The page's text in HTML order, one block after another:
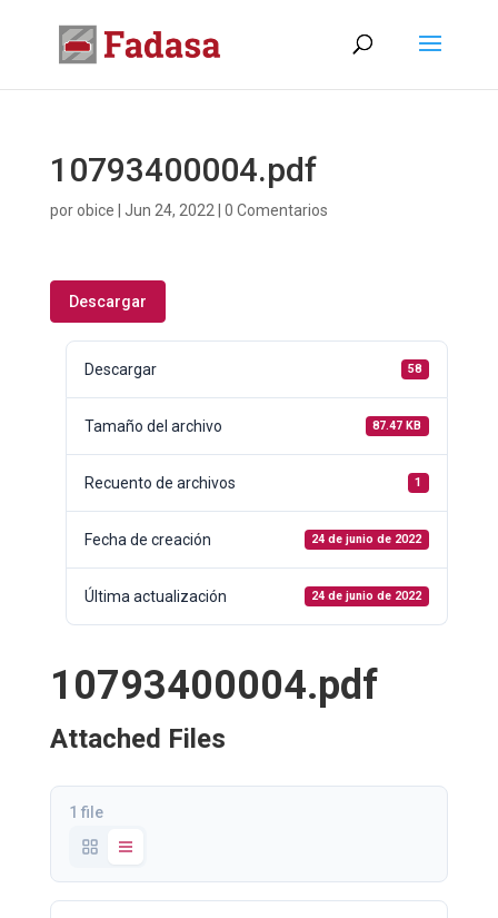
10793400004.pdf
porobice Jun 24, 2022 0 Comentarios
Descargar
Descargar 58
Tamaño del archivo 87.47 KB
Recuento de archivos 1
Fecha de creación 24 de junio de 2022
Última actualización 24 de junio de 2022
10793400004.pdf
Attached Files
1 file